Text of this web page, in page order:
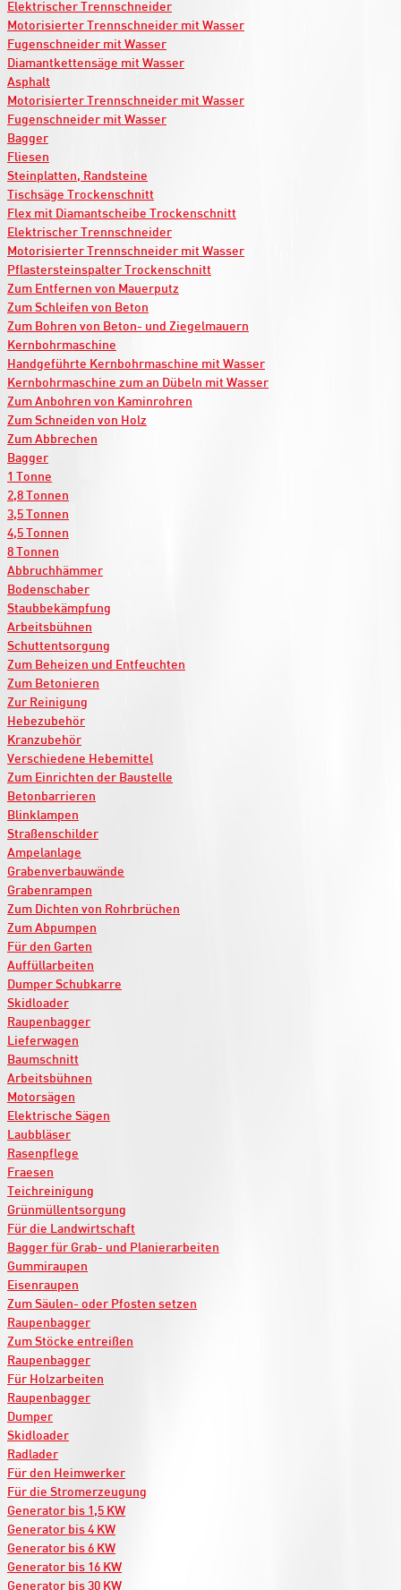
Elektrischer Trennschneider
Motorisierter Trennschneider mit Wasser
Fugenschneider mit Wasser
Diamantkettensäge mit Wasser
Asphalt
Motorisierter Trennschneider mit Wasser
Fugenschneider mit Wasser
Bagger
Fliesen
Steinplatten, Randsteine
Tischsäge Trockenschnitt
Flex mit Diamantscheibe Trockenschnitt
Elektrischer Trennschneider
Motorisierter Trennschneider mit Wasser
Pflastersteinspalter Trockenschnitt
Zum Entfernen von Mauerputz
Zum Schleifen von Beton
Zum Bohren von Beton- und Ziegelmauern
Kernbohrmaschine
Handgeführte Kernbohrmaschine mit Wasser
Kernbohrmaschine zum an Dübeln mit Wasser
Zum Anbohren von Kaminrohren
Zum Schneiden von Holz
Zum Abbrechen
Bagger
1 Tonne
2,8 Tonnen
3,5 Tonnen
4,5 Tonnen
8 Tonnen
Abbruchhämmer
Bodenschaber
Staubbekämpfung
Arbeitsbühnen
Schuttentsorgung
Zum Beheizen und Entfeuchten
Zum Betonieren
Zur Reinigung
Hebezubehör
Kranzubehör
Verschiedene Hebemittel
Zum Einrichten der Baustelle
Betonbarrieren
Blinklampen
Straßenschilder
Ampelanlage
Grabenverbauwände
Grabenrampen
Zum Dichten von Rohrbrüchen
Zum Abpumpen
Für den Garten
Auffüllarbeiten
Dumper Schubkarre
Skidloader
Raupenbagger
Lieferwagen
Baumschnitt
Arbeitsbühnen
Motorsägen
Elektrische Sägen
Laubbläser
Rasenpflege
Fraesen
Teichreinigung
Grünmüllentsorgung
Für die Landwirtschaft
Bagger für Grab- und Planierarbeiten
Gummiraupen
Eisenraupen
Zum Säulen- oder Pfosten setzen
Raupenbagger
Zum Stöcke entreißen
Raupenbagger
Für Holzarbeiten
Raupenbagger
Dumper
Skidloader
Radlader
Für den Heimwerker
Für die Stromerzeugung
Generator bis 1,5 KW
Generator bis 4 KW
Generator bis 6 KW
Generator bis 16 KW
Generator bis 30 KW